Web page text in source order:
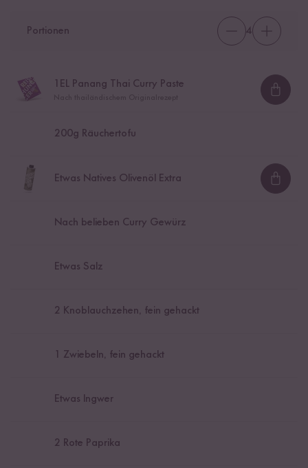
Portionen 4
EL Panang Thai Curry Paste
200g Räuchertofu
Etwas Natives Olivenöl Extra
Nach belieben Curry Gewürz
Etwas Salz
2 Knoblauchzehen, fein gehackt
1 Zwiebeln, fein gehackt
Etwas Ingwer
2 Rote Paprika